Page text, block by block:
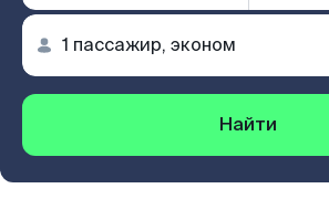
Найти